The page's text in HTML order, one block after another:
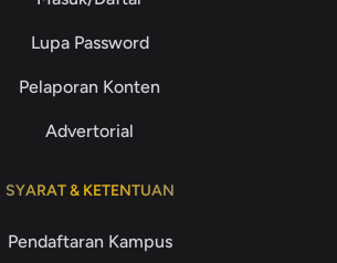
Lupa Password
Pelaporan Konten
Advertorial
SYARAT & KETENTUAN
Pendaftaran Kampus